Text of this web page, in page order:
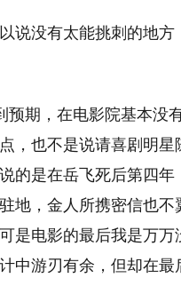
说没有太能挑刺的地方
预期，在电影院基本没
，也不是说请喜剧明星
的是在岳飞死后第四年
地，金人所携密信也不
是电影的最后我是万万
中游刃有余，但却在最